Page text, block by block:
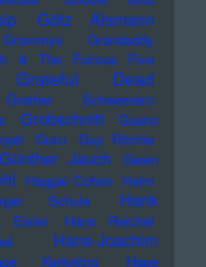
Götz Alsmann
Grammys
Grandaddy
& The Furious Five
Grateful Dead
Grether Schwestern
Grobschnitt
Guano
Guru
Guy Ritchie
Günther Jauch
Gwen
Haggai Cohen Haim
Schule
Hank
Eisler
Hans Reichel
Hans-Joachim
Kerkeling
Hape